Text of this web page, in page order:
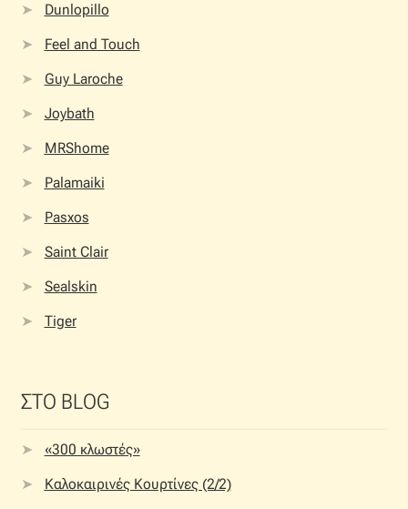
Dunlopillo
Feel and Touch
Guy Laroche
Joybath
MRShome
Palamaiki
Pasxos
Saint Clair
Sealskin
Tiger
ΣΤΟ BLOG
«300 κλωστές»
Καλοκαιρινές Κουρτίνες (2/2)